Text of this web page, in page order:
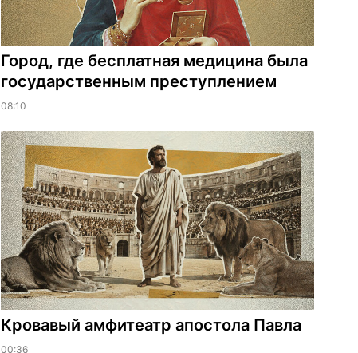
Город, где бесплатная медицина была
государственным преступлением
08:10
​Кровавый амфитеатр апостола Павла
00:36